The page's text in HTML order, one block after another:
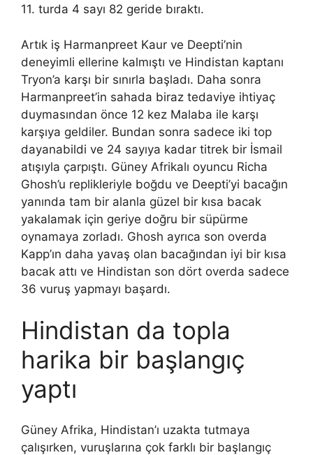
11. turda 4 sayı 82 geride bıraktı.
Artık iş Harmanpreet Kaur ve Deepti’nin
deneyimli ellerine kalmıştı ve Hindistan kaptanı
Tryon’a karşı bir sınırla başladı. Daha sonra
Harmanpreet’in sahada biraz tedaviye ihtiyaç
duymasından önce 12 kez Malaba ile karşı
karşıya geldiler. Bundan sonra sadece iki top
dayanabildi ve 24 sayıya kadar titrek bir İsmail
atışıyla çarpıştı. Güney Afrikalı oyuncu Richa
Ghosh’u replikleriyle boğdu ve Deepti’yi bacağın
yanında tam bir alanla güzel bir kısa bacak
yakalamak için geriye doğru bir süpürme
oynamaya zorladı. Ghosh ayrıca son overda
Kapp’ın daha yavaş olan bacağından iyi bir kısa
bacak attı ve Hindistan son dört overda sadece
36 vuruş yapmayı başardı.
Hindistan da topla
harika bir başlangıç ​​
yaptı
Güney Afrika, Hindistan’ı uzakta tutmaya
çalışırken, vuruşlarına çok farklı bir başlangıç ​​